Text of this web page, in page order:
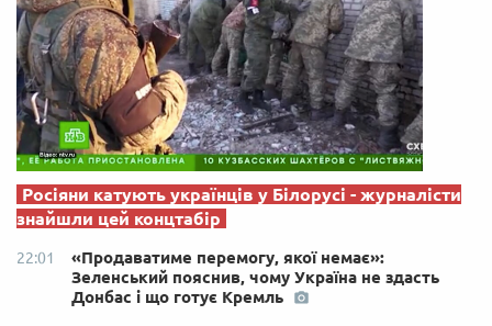
Росіяни катують українців у Білорусі - журналісти
знайшли цей концтабір
22:01
«Продаватиме перемогу, якої немає»:
Зеленський пояснив, чому Україна не здасть
Донбас і що готує Кремль